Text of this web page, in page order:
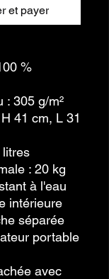
et payer
%
: 305 g/m²
41 cm, L 31
litres
: 20 kg
à l'eau
intérieure
séparée
portable
avec